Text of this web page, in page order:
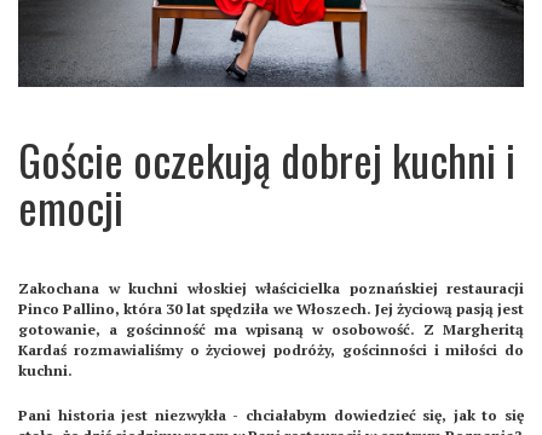
Goście oczekują dobrej kuchni i
emocji
Zakochana w kuchni włoskiej właścicielka poznańskiej restauracji
Pinco Pallino, która 30 lat spędziła we Włoszech. Jej życiową pasją jest
gotowanie, a gościnność ma wpisaną w osobowość. Z Margheritą
Kardaś rozmawialiśmy o życiowej podróży, gościnności i miłości do
kuchni.
Pani historia jest niezwykła - chciałabym dowiedzieć się, jak to się